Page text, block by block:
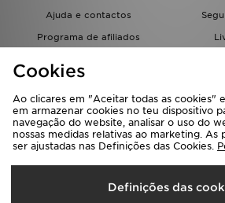
Ajuda e contactos
Programa de afiliados
Seleciona O País
Portugal
Cookies
Ao clicares em "Aceitar todas as cookies"
em armazenar cookies no teu dispositivo
navegação do website, analisar o uso do
nossas medidas relativas ao marketing. As
ser ajustadas nas Definições das Cookies.
Definições das